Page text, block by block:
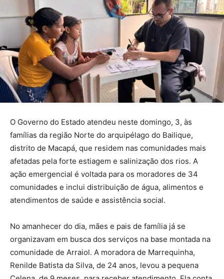
O Governo do Estado atendeu neste domingo, 3, às
famílias da região Norte do arquipélago do Bailique,
distrito de Macapá, que residem nas comunidades mais
afetadas pela forte estiagem e salinização dos rios. A
ação emergencial é voltada para os moradores de 34
comunidades e inclui distribuição de água, alimentos e
atendimentos de saúde e assistência social.
No amanhecer do dia, mães e pais de família já se
organizavam em busca dos serviços na base montada na
comunidade de Arraiol. A moradora de Marrequinha,
Renilde Batista da Silva, de 24 anos, levou a pequena